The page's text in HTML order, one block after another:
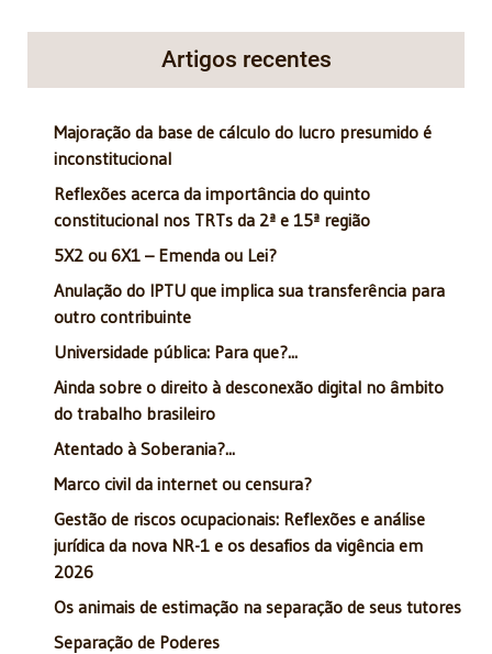
Artigos recentes
Majoração da base de cálculo do lucro presumido é
inconstitucional
Reflexões acerca da importância do quinto
constitucional nos TRTs da 2ª e 15ª região
5X2 ou 6X1 – Emenda ou Lei?
Anulação do IPTU que implica sua transferência para
outro contribuinte
Universidade pública: Para que?...
Ainda sobre o direito à desconexão digital no âmbito
do trabalho brasileiro
Atentado à Soberania?...
Marco civil da internet ou censura?
Gestão de riscos ocupacionais: Reflexões e análise
jurídica da nova NR-1 e os desafios da vigência em
2026
Os animais de estimação na separação de seus tutores
Separação de Poderes